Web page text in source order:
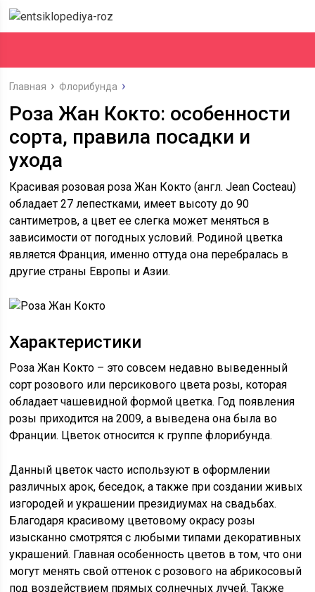
Главная Флорибунда
Роза Жан Кокто: особенности
сорта, правила посадки и
ухода
Красивая розовая роза Жан Кокто (англ. Jean Cocteau)
обладает 27 лепестками, имеет высоту до 90
сантиметров, а цвет ее слегка может меняться в
зависимости от погодных условий. Родиной цветка
является Франция, именно оттуда она перебралась в
другие страны Европы и Азии.
Характеристики
Роза Жан Кокто – это совсем недавно выведенный
сорт розового или персикового цвета розы, которая
обладает чашевидной формой цветка. Год появления
розы приходится на 2009, а выведена она была во
Франции. Цветок относится к группе флорибунда.
Данный цветок часто используют в оформлении
различных арок, беседок, а также при создании живых
изгородей и украшении президиумах на свадьбах.
Благодаря красивому цветовому окрасу розы
изысканно смотрятся с любыми типами декоративных
украшений. Главная особенность цветов в том, что они
могут менять свой оттенок с розового на абрикосовый
под воздействием прямых солнечных лучей. Также